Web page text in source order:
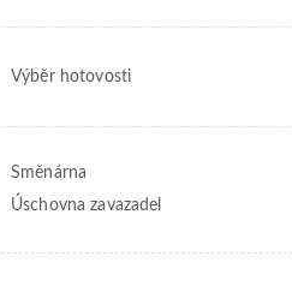
Výběr hotovosti
Směnárna
Úschovna zavazadel